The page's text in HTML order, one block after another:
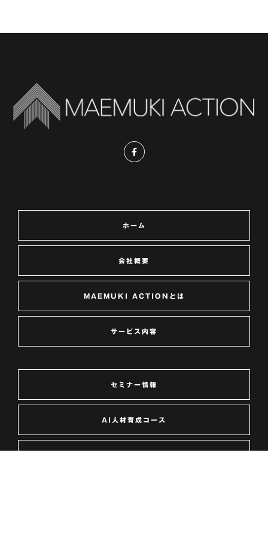
ホーム
会社概要
MAEMUKI ACTIONとは
サービス内容
セミナー情報
AI人材育成コース